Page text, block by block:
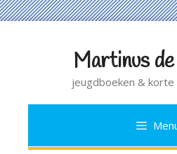
inhoud
Martinus
jeugdboeken & korte